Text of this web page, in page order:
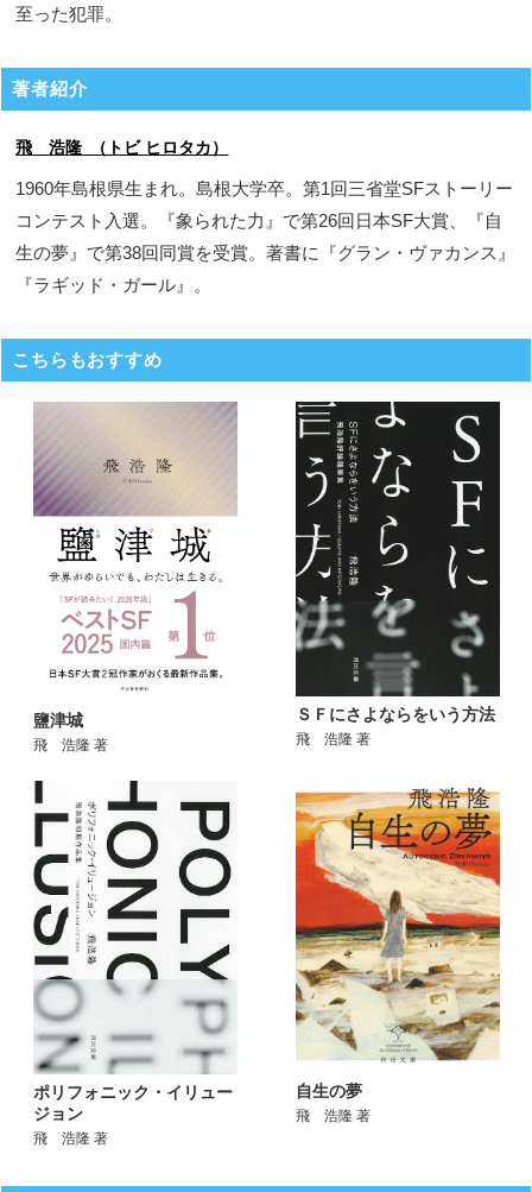
至った犯罪。
著者紹介
飛 浩隆 （トビ ヒロタカ）
1960年島根県生まれ。島根大学卒。第1回三省堂SFストーリー
コンテスト入選。『象られた力』で第26回日本SF大賞、『自
生の夢』で第38回同賞を受賞。著書に『グラン・ヴァカンス』
『ラギッド・ガール』。
こちらもおすすめ
鹽津城
飛 浩隆 著
ＳＦにさよならをいう方法
飛 浩隆 著
ポリフォニック・イリュー
ジョン
飛 浩隆 著
自生の夢
飛 浩隆 著